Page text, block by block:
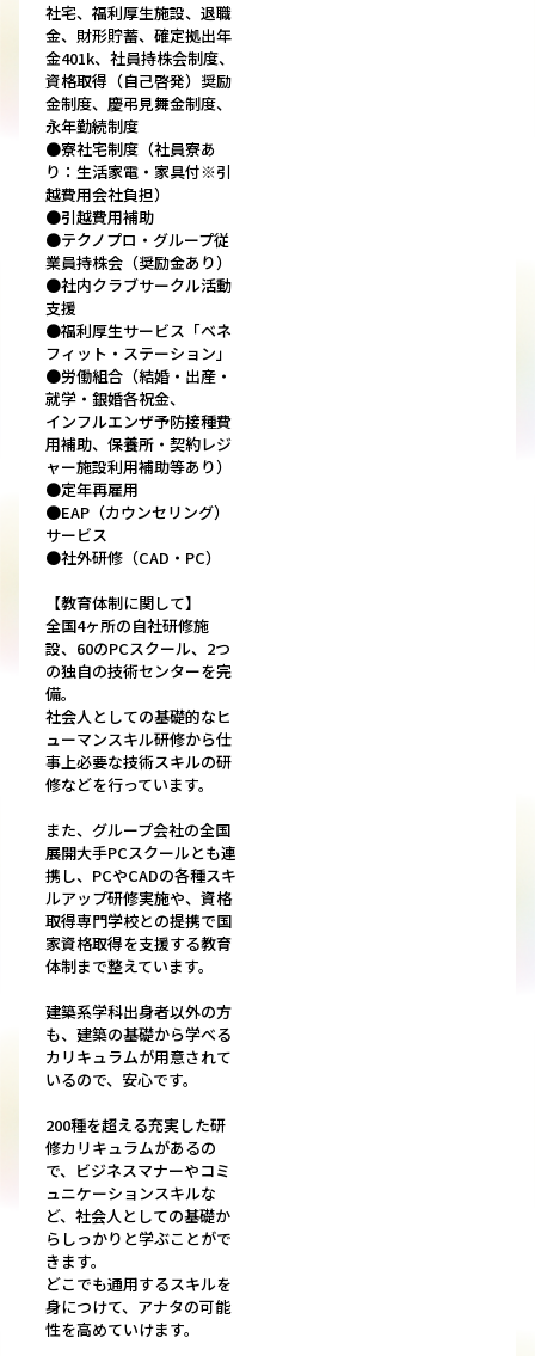
社宅、福利厚生施設、退職
金、財形貯蓄、確定拠出年
金401k、社員持株会制度、
資格取得（自己啓発）奨励
金制度、慶弔見舞金制度、
永年勤続制度
●寮社宅制度（社員寮あ
り：生活家電・家具付※引
越費用会社負担）
●引越費用補助
●テクノプロ・グループ従
業員持株会（奨励金あり）
●社内クラブサークル活動
支援
●福利厚生サービス「ベネ
フィット・ステーション」
●労働組合（結婚・出産・
就学・銀婚各祝金、
インフルエンザ予防接種費
用補助、保養所・契約レジ
ャー施設利用補助等あり）
●定年再雇用
●EAP（カウンセリング）
サービス
●社外研修（CAD・PC）
【教育体制に関して】
全国4ヶ所の自社研修施
設、60のPCスクール、2つ
の独自の技術センターを完
備。
社会人としての基礎的なヒ
ューマンスキル研修から仕
事上必要な技術スキルの研
修などを行っています。
また、グループ会社の全国
展開大手PCスクールとも連
携し、PCやCADの各種スキ
ルアップ研修実施や、資格
取得専門学校との提携で国
家資格取得を支援する教育
体制まで整えています。
建築系学科出身者以外の方
も、建築の基礎から学べる
カリキュラムが用意されて
いるので、安心です。
200種を超える充実した研
修カリキュラムがあるの
で、ビジネスマナーやコミ
ュニケーションスキルな
ど、社会人としての基礎か
らしっかりと学ぶことがで
きます。
どこでも通用するスキルを
身につけて、アナタの可能
性を高めていけます。